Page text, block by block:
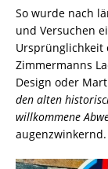
So wurde nach
und Versuchen
Ursprünglichkeit
Zimmermanns
Design oder
den alten
willkommene
augenzwinkernd.